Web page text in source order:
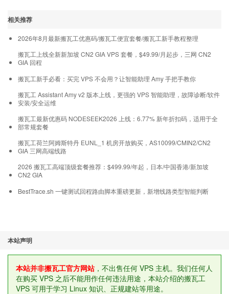
相关推荐
2026年8月最新搬瓦工优惠码/搬瓦工便宜套餐/搬瓦工新手教程整理
搬瓦工上线全新新加坡 CN2 GIA VPS 套餐，$49.99/月起步，三网 CN2
GIA 回程
搬瓦工新手必看：买完 VPS 不会用？让智能助理 Amy 手把手教你
搬瓦工 Assistant Amy v2 版本上线，更强的 VPS 智能助理，故障诊断/软件
安装/安全运维
搬瓦工最新优惠码 NODESEEK2026 上线：6.77% 新年折扣码，适用于全
部常规套餐
搬瓦工荷兰阿姆斯特丹 EUNL_1 机房开放购买，AS10099/CMIN2/CN2
GIA 三网高端线路
2026 搬瓦工高端顶级套餐推荐：$499.99/年起，日本/中国香港/新加坡
CN2 GIA
BestTrace.sh 一键测试回程路由脚本重磅更新，新增线路类型智能判断
本站声明
本站并非搬瓦工官方网站，不出售任何 VPS 主机。我们任何人
在购买 VPS 之后不能用作任何违法用途，本站介绍的搬瓦工
VPS 可用于学习 Linux 知识、正规建站等用途。